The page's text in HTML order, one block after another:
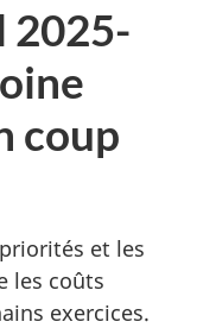
2025-
coup
et les
les coûts
exercices.